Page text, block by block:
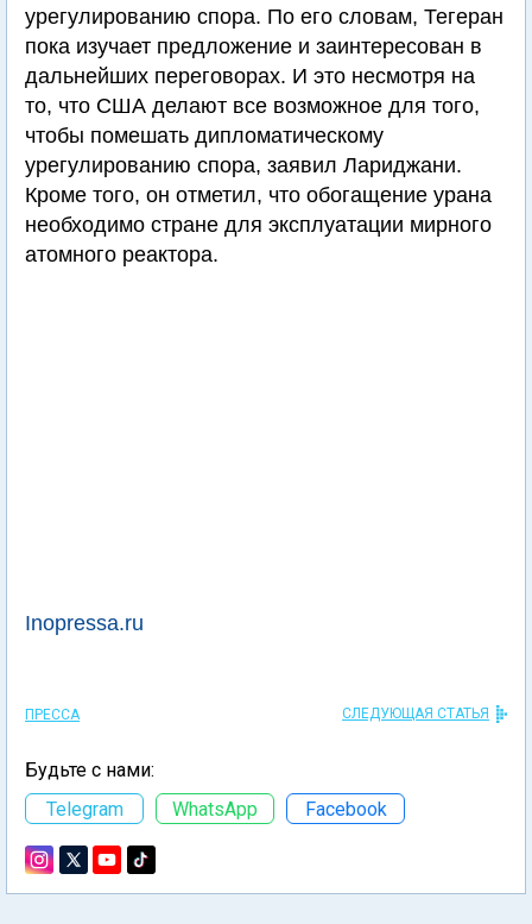
урегулированию спора. По его словам, Тегеран
пока изучает предложение и заинтересован в
дальнейших переговорах. И это несмотря на
то, что США делают все возможное для того,
чтобы помешать дипломатическому
урегулированию спора, заявил Лариджани.
Кроме того, он отметил, что обогащение урана
необходимо стране для эксплуатации мирного
атомного реактора.
Inopressa.ru
ПРЕССА СЛЕДУЮЩАЯ СТАТЬЯ
Будьте с нами:
Telegram
WhatsApp Facebook